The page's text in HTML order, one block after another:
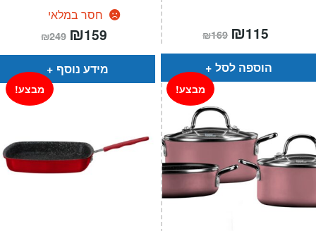
חסר במלאי
₪249 המחיר
המקורי
היה:
₪249.
₪159
הוא:
מידע נוסף
₪169 המחיר
המקורי
היה:
₪169.
₪115
הוא:
הוספה לסל
מבצע! מבצע!